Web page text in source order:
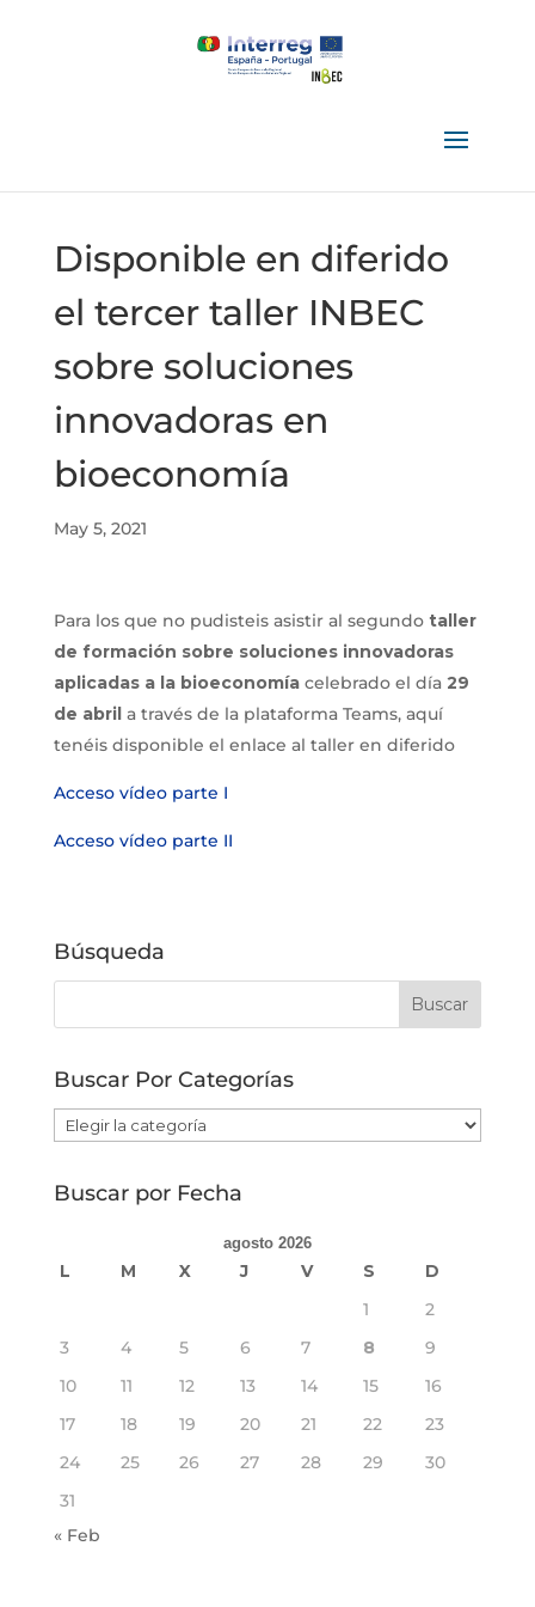
Disponible en diferido
el tercer taller INBEC
sobre soluciones
innovadoras en
bioeconomía
May 5, 2021
Para los que no pudisteis asistir al segundo taller
de formación sobre soluciones innovadoras
aplicadas a la bioeconomíacelebrado el día 29
de abrila través de la plataforma Teams, aquí
tenéis disponible el enlace al taller en diferido
Acceso vídeo parte I
Acceso vídeo parte II
Búsqueda
Buscar Por Categorías
Buscar
Categorías
Buscar por Fecha
agosto 2026
L M X J V S
D
1
2
3
4 5 6 7 8
9
10
11 12 13 14 15
16
17
18 19 20 21 22
23
24
25 26 27 28 29
30
31
« Feb